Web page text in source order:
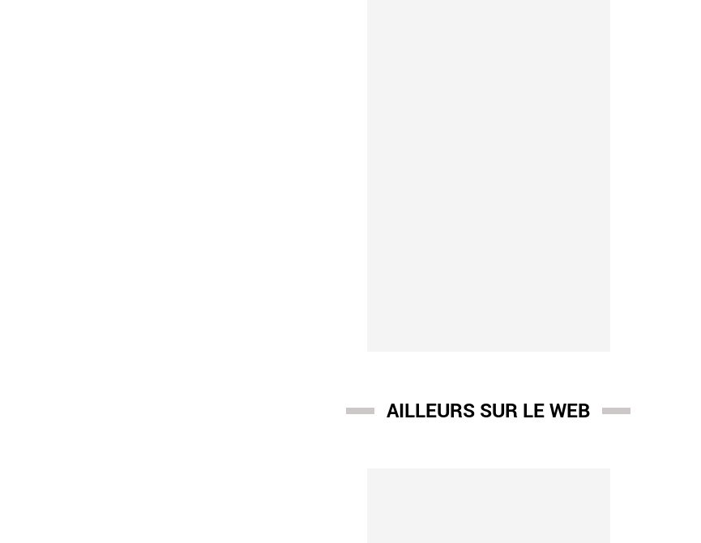
AILLEURS SUR LE WEB